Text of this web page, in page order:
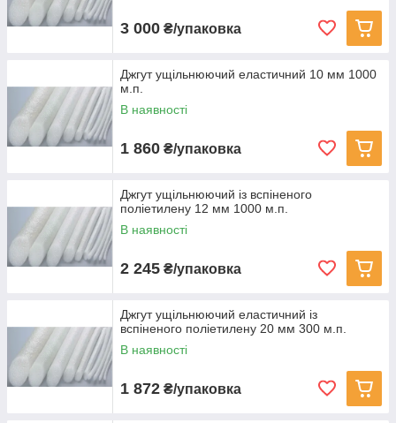
3 000 ₴/упаковка
Джгут ущільнюючий еластичний 10 мм 1000
м.п.
В наявності
1 860 ₴/упаковка
Джгут ущільнюючий із вспіненого
поліетилену 12 мм 1000 м.п.
В наявності
2 245 ₴/упаковка
Джгут ущільнюючий еластичний із
вспіненого поліетилену 20 мм 300 м.п.
В наявності
1 872 ₴/упаковка